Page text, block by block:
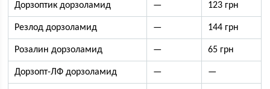
Дорзоптик дорзоламид — 123 грн
Резлод дорзоламид — 144 грн
Розалин дорзоламид — 65 грн
Дорзопт-ЛФ дорзоламид — —